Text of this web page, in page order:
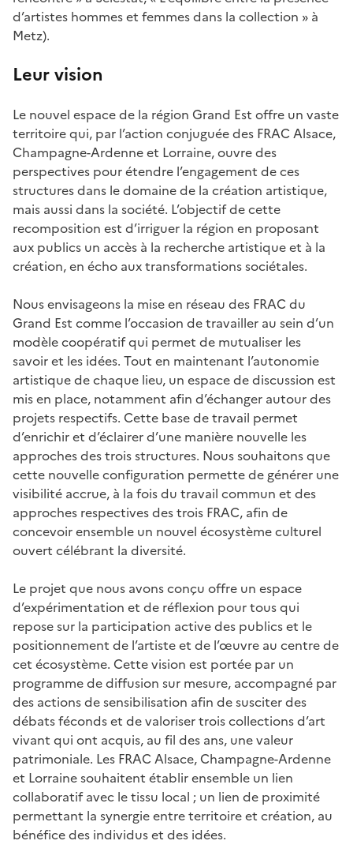
d’artistes hommes et femmes dans la collection » à
Metz).
Leur vision
Le nouvel espace de la région Grand Est offre un vaste
territoire qui, par l’action conjuguée des FRAC Alsace,
Champagne-Ardenne et Lorraine, ouvre des
perspectives pour étendre l’engagement de ces
structures dans le domaine de la création artistique,
mais aussi dans la société. L’objectif de cette
recomposition est d’irriguer la région en proposant
aux publics un accès à la recherche artistique et à la
création, en écho aux transformations sociétales.
Nous envisageons la mise en réseau des FRAC du
Grand Est comme l’occasion de travailler au sein d’un
modèle coopératif qui permet de mutualiser les
savoir et les idées. Tout en maintenant l’autonomie
artistique de chaque lieu, un espace de discussion est
mis en place, notamment afin d’échanger autour des
projets respectifs. Cette base de travail permet
d’enrichir et d’éclairer d’une manière nouvelle les
approches des trois structures. Nous souhaitons que
cette nouvelle configuration permette de générer une
visibilité accrue, à la fois du travail commun et des
approches respectives des trois FRAC, afin de
concevoir ensemble un nouvel écosystème culturel
ouvert célébrant la diversité.
Le projet que nous avons conçu offre un espace
d’expérimentation et de réflexion pour tous qui
repose sur la participation active des publics et le
positionnement de l’artiste et de l’œuvre au centre de
cet écosystème. Cette vision est portée par un
programme de diffusion sur mesure, accompagné par
des actions de sensibilisation afin de susciter des
débats féconds et de valoriser trois collections d’art
vivant qui ont acquis, au fil des ans, une valeur
patrimoniale. Les FRAC Alsace, Champagne-Ardenne
et Lorraine souhaitent établir ensemble un lien
collaboratif avec le tissu local ; un lien de proximité
permettant la synergie entre territoire et création, au
bénéfice des individus et des idées.